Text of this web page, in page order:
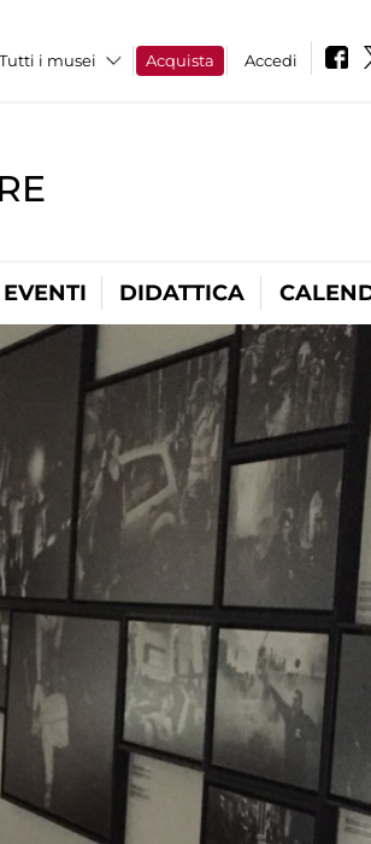
Tutti i musei Acquista Accedi
EVENTI DIDATTICA